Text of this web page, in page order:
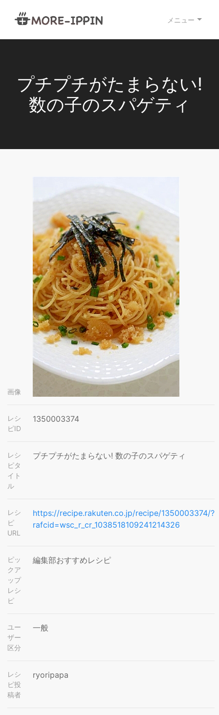
メニュー
プチプチがたまらない!
数の子のスパゲティ
画像
レシ
ピID
1350003374
レシ
ピタ
イト
ル
プチプチがたまらない! 数の子のスパゲティ
レシ
ピ
URL
https://recipe.rakuten.co.jp/recipe/1350003374/?
rafcid=wsc_r_cr_1038518109241214326
ピッ
クア
ップ
レシ
ピ
編集部おすすめレシピ
ユー
ザー
区分
一般
レシ
ピ投
稿者
ryoripapa